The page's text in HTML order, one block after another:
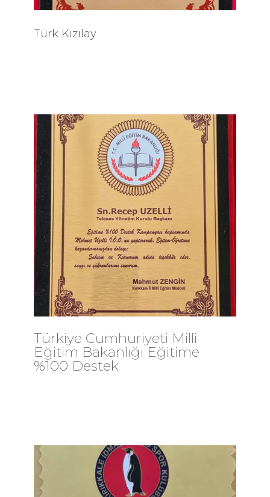
Türk Kızılay
Türkiye Cumhuriyeti Milli
Eğitim Bakanlığı Eğitime
%100 Destek